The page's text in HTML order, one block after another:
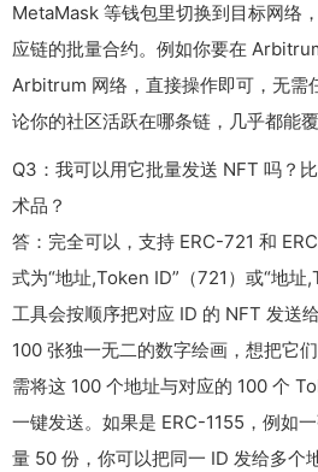
MetaMask 等钱包里切换到目标网络
应链的批量合约。例如你要在
Arbitrum 网络，直接操作即可，无需
论你的社区活跃在哪条链，几乎都能覆
Q3：我可以用它批量发送 NFT 吗？
术品？
答：完全可以，支持 ERC-721 和
式为“地址,Token ID”（721）或“地址
工具会按顺序把对应 ID 的 NFT 发送
100 张独一无二的数字绘画，想把它
需将这 100 个地址与对应的 100 个
一键发送。如果是 ERC-1155，例如
量 50 份，你可以把同一 ID 发给多个